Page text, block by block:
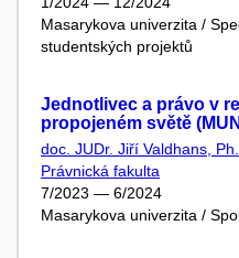
Masarykova univerzita /
studentských projektů
Jednotlivec a právo v
propojeném světě
doc. JUDr. Jiří Valdhans,
Právnická fakulta
7/2023 — 6/2024
Masarykova univerzita /